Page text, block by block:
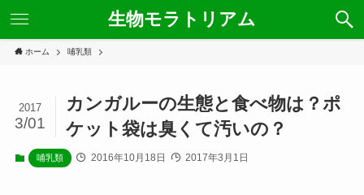
生物モラトリアム
ホーム 哺乳類
カンガルーの生態と食べ物は？ポ
ケット袋は臭くて汚いの？
2017
3/01
哺乳類 2016年10月18日 2017年3月1日